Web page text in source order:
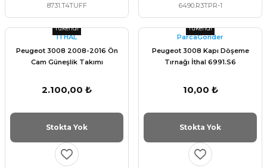
8731.T4TUFF
6490.R3TPR-1
Tükendi
ITHAL
Peugeot 3008 2008-2016 Ön
Cam Güneşlik Takımı
2.100,00 ₺
Stokta Yok
Tükendi
ParcaGonder
Peugeot 3008 Kapı Döşeme
Tırnağı İthal 6991.S6
10,00 ₺
Stokta Yok